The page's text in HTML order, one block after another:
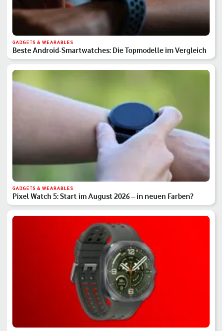
GADGETS & WEARABLES
Beste Android-Smartwatches: Die Topmodelle im Vergleich
GADGETS & WEARABLES
Pixel Watch 5: Start im August 2026 – in neuen Farben?